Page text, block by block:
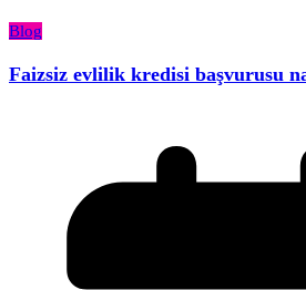
Blog
Faizsiz evlilik kredisi başvurusu